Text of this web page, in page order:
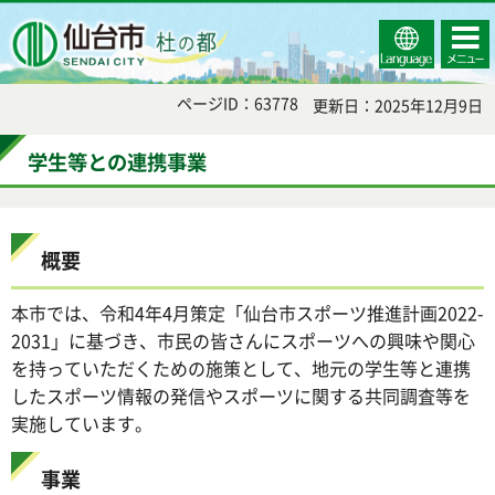
Select
Language
コンテ
ンツメ
ニュー
ページID：63778 更新日：2025年12月9日
学生等との連携事業
概要
本市では、令和4年4月策定「仙台市スポーツ推進計画2022-
2031」に基づき、市民の皆さんにスポーツへの興味や関心
を持っていただくための施策として、地元の学生等と連携
したスポーツ情報の発信やスポーツに関する共同調査等を
実施しています。
事業